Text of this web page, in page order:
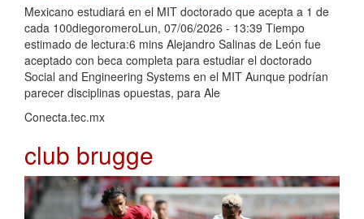
Mexicano estudiará en el MIT doctorado que acepta a 1 de
cada 100diegoromeroLun, 07/06/2026 - 13:39 Tiempo
estimado de lectura:6 mins Alejandro Salinas de León fue
aceptado con beca completa para estudiar el doctorado
Social and Engineering Systems en el MIT Aunque podrían
parecer disciplinas opuestas, para Ale
Conecta.tec.mx
club brugge